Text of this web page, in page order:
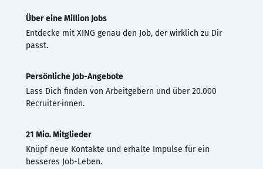
Über eine Million Jobs
Entdecke mit XING genau den Job, der wirklich zu Dir
passt.
Persönliche Job-Angebote
Lass Dich finden von Arbeitgebern und über 20.000
Recruiter·innen.
21 Mio. Mitglieder
Knüpf neue Kontakte und erhalte Impulse für ein
besseres Job-Leben.